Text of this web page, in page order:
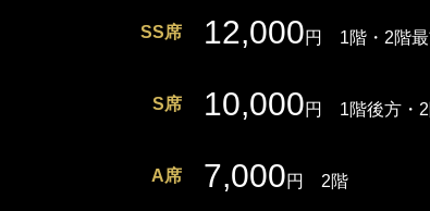
SS席 12,000円 1階・2階最
S席 10,000円 1階後方・2
A席 7,000円 2階